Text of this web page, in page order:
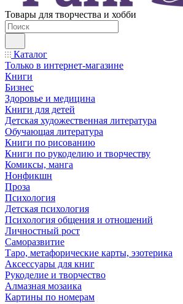
Товары для творчества и хобби
Каталог
Только в интернет-магазине
Книги
Бизнес
Здоровье и медицина
Книги для детей
Детская художественная литература
Обучающая литература
Книги по рисованию
Книги по рукоделию и творчеству
Комиксы, манга
Нонфикшн
Проза
Психология
Детская психология
Психология общения и отношений
Личностный рост
Саморазвитие
Таро, метафорические карты, эзотерика
Аксессуары для книг
Рукоделие и творчество
Алмазная мозаика
Картины по номерам